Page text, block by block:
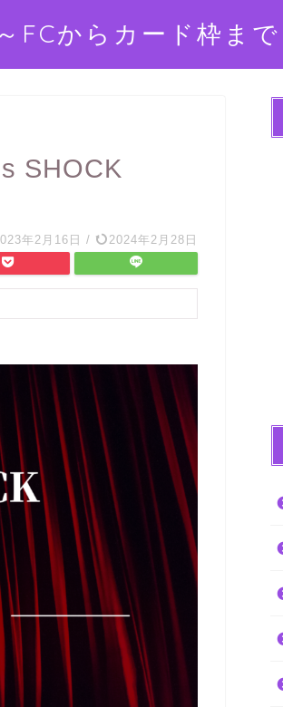
FCからカード枠まで
SHOCK
年2月16日 / 2024年2月28日